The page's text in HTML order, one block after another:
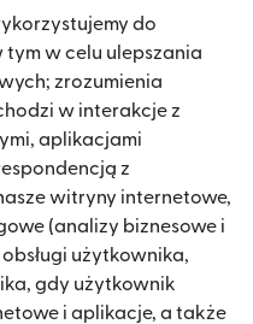
do
w celu ulepszania
zrozumienia
w interakcje z
aplikacjami
z
witryny internetowe,
(analizy biznesowe i
użytkownika,
gdy użytkownik
i aplikacje, a także